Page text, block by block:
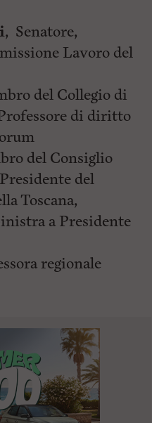
, Senatore,
Lavoro del
del Collegio di
di diritto
del Consiglio
del
Toscana,
a Presidente
regionale